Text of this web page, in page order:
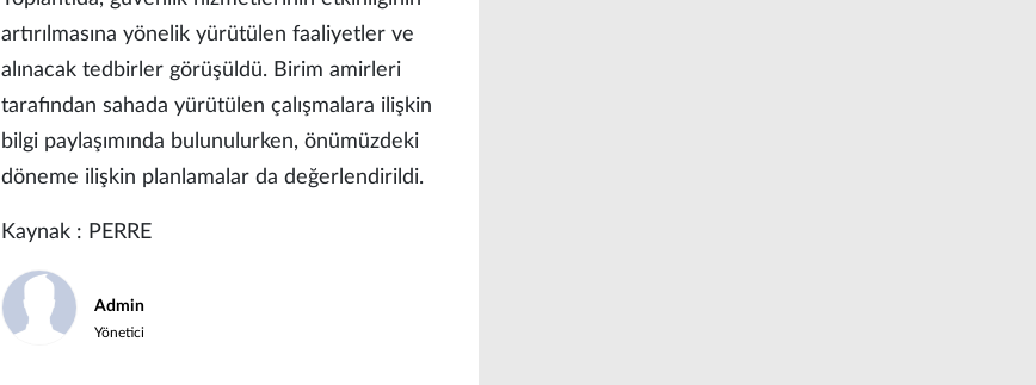
artırılmasına yönelik yürütülen faaliyetler ve
alınacak tedbirler görüşüldü. Birim amirleri
tarafından sahada yürütülen çalışmalara ilişkin
bilgi paylaşımında bulunulurken, önümüzdeki
döneme ilişkin planlamalar da değerlendirildi.
Kaynak : PERRE
Admin
Yönetici